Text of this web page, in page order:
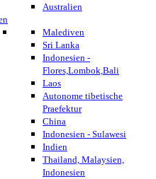
Australien
Malediven
Sri Lanka
Indonesien -
Flores,Lombok,Bali
Laos
Autonome tibetische
Praefektur
China
Indonesien - Sulawesi
Indien
Thailand, Malaysien,
Indonesien